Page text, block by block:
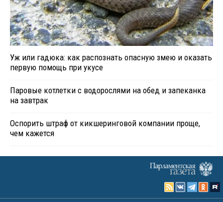
Уж или гадюка: как распознать опасную змею и оказать
первую помощь при укусе
Паровые котлетки с водорослями на обед и запеканка
на завтрак
Оспорить штраф от кикшеринговой компании проще,
чем кажется